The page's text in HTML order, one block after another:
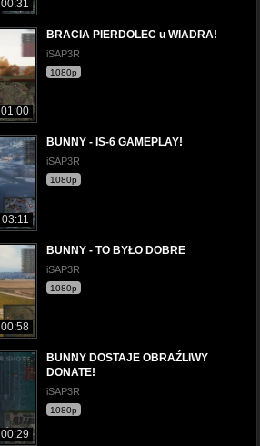
00:31
01:00
BRACIA PIERDOLEC u WIADRA!
iSAP3R
1080p
03:11
BUNNY - IS-6 GAMEPLAY!
iSAP3R
1080p
00:58
BUNNY - TO BYŁO DOBRE
iSAP3R
1080p
00:29
BUNNY DOSTAJE OBRAŹLIWY
DONATE!
iSAP3R
1080p